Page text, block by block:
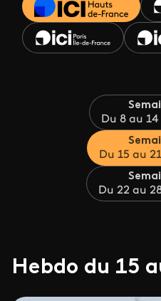
Du 8 au
Du 15 au
Du 22 au
Hebdo du 15